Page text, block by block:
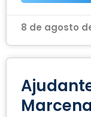
8 de agosto